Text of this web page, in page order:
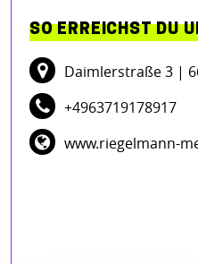
SO ERREICHST DU
Daimlerstraße 3 |
+4963719178917
www.riegelmann-